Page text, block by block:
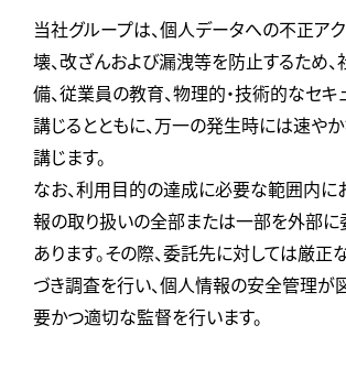
当社グループは、個人データへの不正アク
壊、改ざんおよび漏洩等を防止するため
備、従業員の教育、物理的・技術的なセキ
講じるとともに、万一の発生時には速や
講じます。
なお、利用目的の達成に必要な範囲内に
報の取り扱いの全部または一部を外部に
あります。その際、委託先に対しては厳
づき調査を行い、個人情報の安全管理が
要かつ適切な監督を行います。